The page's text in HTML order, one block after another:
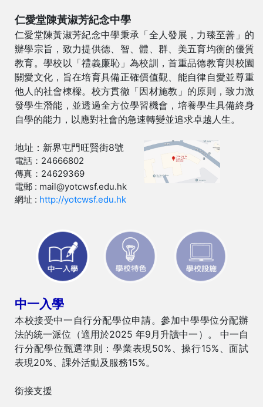
仁愛堂陳黃淑芳紀念中學
仁愛堂陳黃淑芳紀念中學秉承「全人發展，力臻至善」的
辦學宗旨，致力提供德、智、體、群、美五育均衡的優質
教育。學校以「禮義廉恥」為校訓，首重品德教育與校園
關愛文化，旨在培育具備正確價值觀、能自律自愛並尊重
他人的社會棟樑。校方貫徹「因材施教」的原則，致力激
發學生潛能，並透過全方位學習機會，培養學生具備終身
自學的能力，以應對社會的急速轉變並追求卓越人生。
地址：新界屯門旺賢街8號
電話：24666802
傳真：24629369
電郵 : mail@yotcwsf.edu.hk
網址 : http://yotcwsf.edu.hk
中一入學
本校接受中一自行分配學位申請。參加中學學位分配辦
法的統一派位（適用於2025 年9月升讀中一）。 中一自
行分配學位甄選準則：學業表現50%、操行15%、面試
表現20%、課外活動及服務15%。
銜接支援